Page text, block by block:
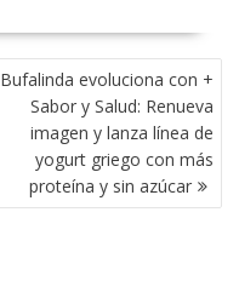
Bufalinda evoluciona con +
Sabor y Salud: Renueva
imagen y lanza línea de
yogurt griego con más
proteína y sin azúcar